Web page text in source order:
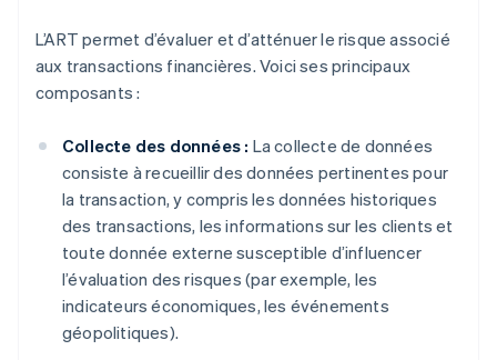
L’ART permet d’évaluer et d’atténuer le risque associé
aux transactions financières. Voici ses principaux
composants :
Collecte des données : La collecte de données
consiste à recueillir des données pertinentes pour
la transaction, y compris les données historiques
des transactions, les informations sur les clients et
toute donnée externe susceptible d’influencer
l’évaluation des risques (par exemple, les
indicateurs économiques, les événements
géopolitiques).